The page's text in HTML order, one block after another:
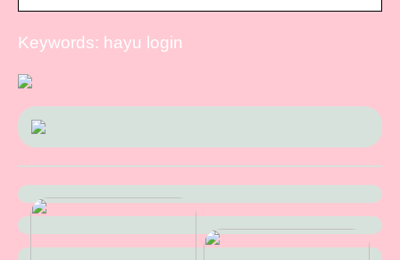
Keywords: hayu login